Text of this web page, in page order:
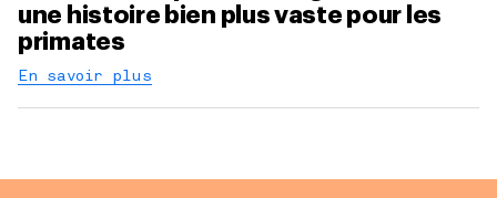
une histoire bien plus vaste pour les
primates
En savoir plus